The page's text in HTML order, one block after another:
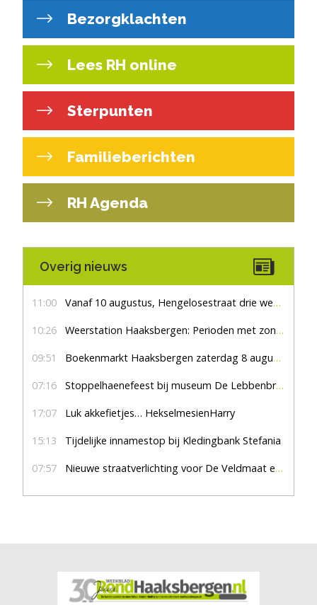
Bezorgklachten
Lees RH online
Sterpunten
Familieberichten
RH Agenda
Overig nieuws
11:00 Vanaf 10 augustus, Hengelosestraat drie weken dicht voor doorgaand verkeer
10:26 Weerstation Haaksbergen: Perioden met zon en droog
09:51 Boekenmarkt Haaksbergen zaterdag 8 augustus, marktplein Haaksbergen
07:16 Stoppelhaenefeest bij museum De Lebbenbrugge
17:07 Luk akkefietjes… HekselmesienHarry
15:13 Tijdelijke innamestop bij Kledingbank Stefania
07:57 Nieuwe straatverlichting voor De Veldmaat en De Pas